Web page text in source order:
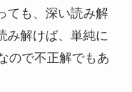
ても、深い読み解
み解けば、単純に
ので不正解でもあ